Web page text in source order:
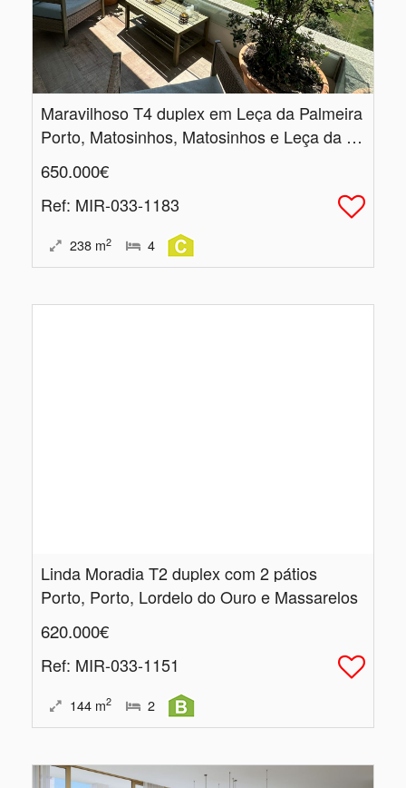
Maravilhoso T4 duplex em Leça da Palmeira
Porto, Matosinhos, Matosinhos e Leça da Palmeira
650.000€
Ref: MIR-033-1183
238 m2 4
Linda Moradia T2 duplex com 2 pátios
Porto, Porto, Lordelo do Ouro e Massarelos
620.000€
Ref: MIR-033-1151
144 m2 2